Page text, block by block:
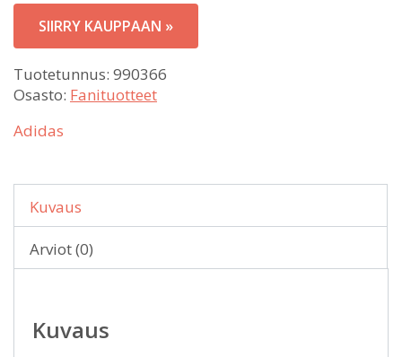
SIIRRY KAUPPAAN »
Tuotetunnus: 990366
Osasto: Fanituotteet
Adidas
Kuvaus
Arviot (0)
Kuvaus